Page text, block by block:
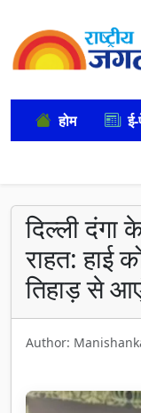
होम
दिल्ली
राहत: हाई
तिहाड़ से
Author: